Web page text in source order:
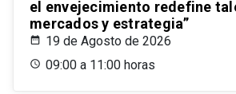
el envejecimiento redefine
mercados y estrategia”
19 de Agosto de 2026
09:00 a 11:00 horas